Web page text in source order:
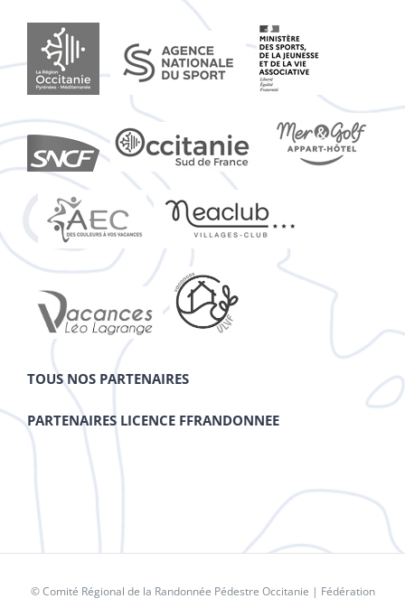
TOUS NOS PARTENAIRES
PARTENAIRES LICENCE FFRANDONNEE
© Comité Régional de la Randonnée Pédestre Occitanie | Fédération